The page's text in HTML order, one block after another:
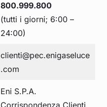
800.999.800
(tutti i giorni; 6:00 –
24:00)
clienti@pec.enigaseluce
.com
Eni S.P.A.